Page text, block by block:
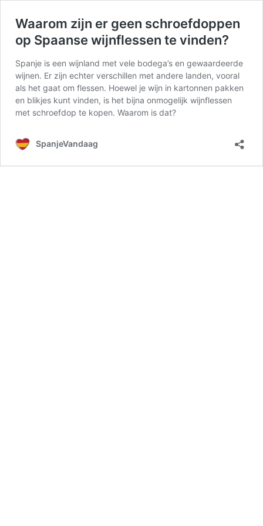
Waarom zijn er geen schroefdoppen
op Spaanse wijnflessen te vinden?
Spanje is een wijnland met vele bodega’s en gewaardeerde
wijnen. Er zijn echter verschillen met andere landen, vooral
als het gaat om flessen. Hoewel je wijn in kartonnen pakken
en blikjes kunt vinden, is het bijna onmogelijk wijnflessen
met schroefdop te kopen. Waarom is dat?
SpanjeVandaag